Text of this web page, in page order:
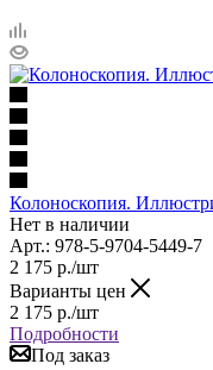
Колоноскопия.
Нет в наличии
Арт.: 978-5-9704-5449-7
2 175 р./шт
Варианты цен
2 175 р./шт
Подробности
Под заказ